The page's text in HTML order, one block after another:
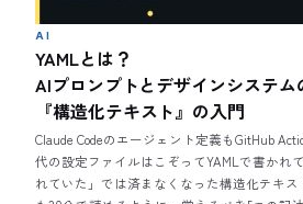
AI
YAMLとは？
AIプロンプトとデザインシステム
『構造化テキスト』の入門
Claude Codeのエージェント定義もGitHub
代の設定ファイルはこぞってYAMLで書かれ
れていた」では済まなくなった構造化テキ